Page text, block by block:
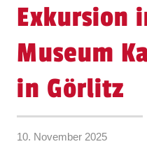
Exkursion
Museum
in Görlitz
10. November 2025